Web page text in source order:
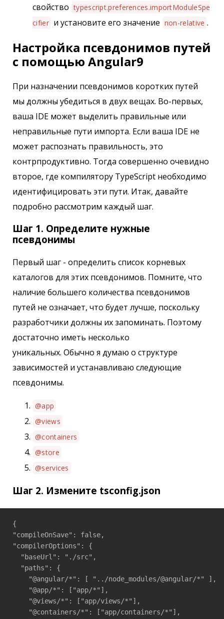
свойство typescript.preferences.importModuleSpe
cifier и установите его значение non-relative .
Настройка псевдонимов путей
с помощью Angular9
При назначении псевдонимов коротких путей
мы должны убедиться в двух вещах. Во-первых,
ваша IDE может выделить правильные или
неправильные пути импорта. Если ваша IDE не
может распознать правильность, это
контрпродуктивно. Тогда совершенно очевидно
второе, где компилятору TypeScript необходимо
идентифицировать эти пути. Итак, давайте
подробно рассмотрим каждый шаг.
Шаг 1. Определите нужные
псевдонимы
Первый шаг - определить список корневых
каталогов для этих псевдонимов. Помните, что
наличие большего количества псевдонимов
путей не означает, что будет лучше, поскольку
разработчики должны их запоминать. Поэтому
достаточно иметь несколько
уникальных. Обычно я думаю о структуре
зависимостей и устанавливаю следующие
псевдонимы.
@app
@views
@containers
@store
@services
Шаг 2. Измените tsconfig.json
{
"compileOnSave": false,
"compilerOptions": {
  "baseUrl": "./src",
  "paths": {
    "@angular/*": [ "../node_modules/@angular/*" ],
    "@app/*": ["app/*"],
    "@views/*": ["app/views/*"],
    "@containers/*": ["app/containers/*"],